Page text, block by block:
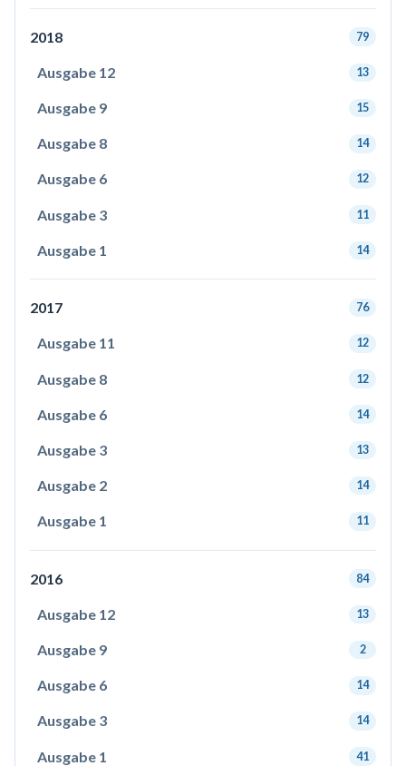
2018 79
Ausgabe 12 13
Ausgabe 9 15
Ausgabe 8 14
Ausgabe 6 12
Ausgabe 3 11
Ausgabe 1 14
2017 76
Ausgabe 11 12
Ausgabe 8 12
Ausgabe 6 14
Ausgabe 3 13
Ausgabe 2 14
Ausgabe 1 11
2016 84
Ausgabe 12 13
Ausgabe 9 2
Ausgabe 6 14
Ausgabe 3 14
Ausgabe 1 41